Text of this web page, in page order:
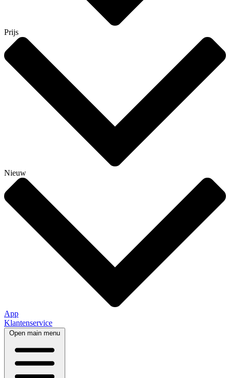
Prijs
Nieuw
App
Klantenservice
Open main menu